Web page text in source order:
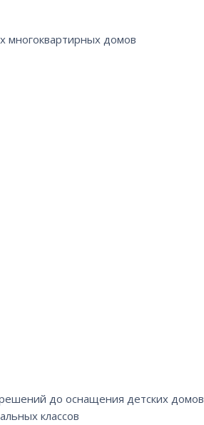
многоквартирных домов
до оснащения детских домов
классов